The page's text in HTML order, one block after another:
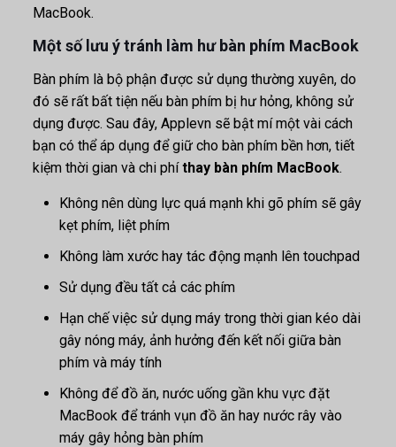
MacBook.
Một số lưu ý tránh làm hư bàn phím MacBook
Bàn phím là bộ phận được sử dụng thường xuyên, do
đó sẽ rất bất tiện nếu bàn phím bị hư hỏng, không sử
dụng được. Sau đây, Applevn sẽ bật mí một vài cách
bạn có thể áp dụng để giữ cho bàn phím bền hơn, tiết
kiệm thời gian và chi phíthay bàn phím MacBook.
Không nên dùng lực quá mạnh khi gõ phím sẽ gây
kẹt phím, liệt phím
Không làm xước hay tác động mạnh lên touchpad
Sử dụng đều tất cả các phím
Hạn chế việc sử dụng máy trong thời gian kéo dài
gây nóng máy, ảnh hưởng đến kết nối giữa bàn
phím và máy tính
Không để đồ ăn, nước uống gần khu vực đặt
MacBook để tránh vụn đồ ăn hay nước rây vào
máy gây hỏng bàn phím